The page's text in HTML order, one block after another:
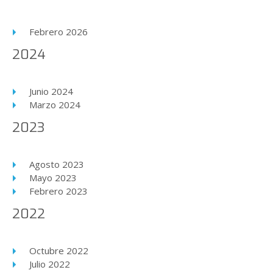
Febrero 2026
2024
Junio 2024
Marzo 2024
2023
Agosto 2023
Mayo 2023
Febrero 2023
2022
Octubre 2022
Julio 2022